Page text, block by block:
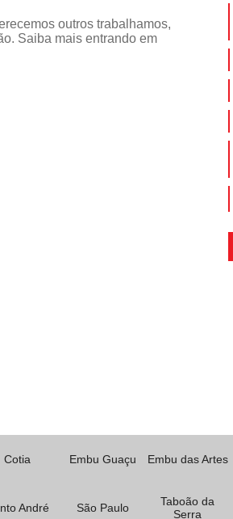
outros trabalhamos,
Saiba mais entrando em
Cotia Embu Guaçu Embu das Artes
André São Paulo
Taboão da
Serra